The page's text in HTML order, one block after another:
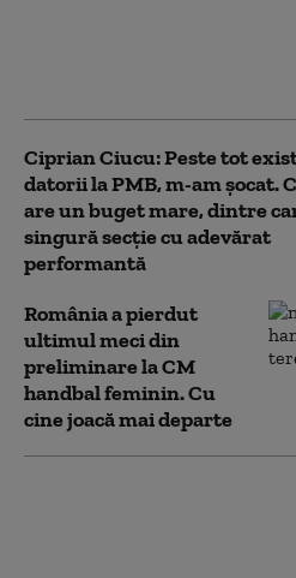
Ciprian Ciucu: Peste tot
datorii la PMB, m-am șocat.
are un buget mare, dintre
singură secţie cu adevărat
performantă
România a pierdut
ultimul meci din
preliminare la CM
handbal feminin. Cu
cine joacă mai departe